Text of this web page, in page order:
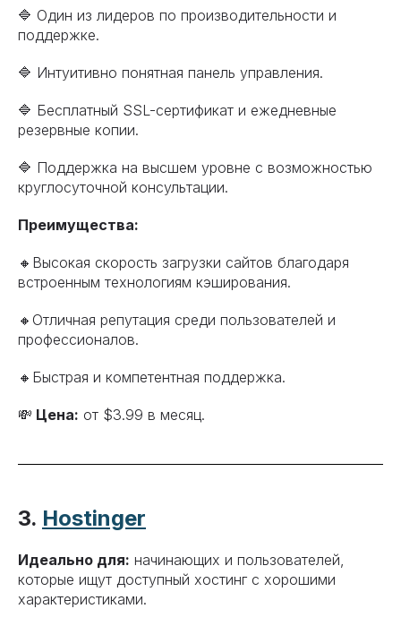
🔷 Один из лидеров по производительности и
поддержке.
🔷 Интуитивно понятная панель управления.
🔷 Бесплатный SSL-сертификат и ежедневные
резервные копии.
🔷 Поддержка на высшем уровне с возможностью
круглосуточной консультации.
Преимущества:
🔸Высокая скорость загрузки сайтов благодаря
встроенным технологиям кэширования.
🔸Отличная репутация среди пользователей и
профессионалов.
🔸Быстрая и компетентная поддержка.
💸 Цена: от $3.99 в месяц.
3. Hostinger
Идеально для: начинающих и пользователей,
которые ищут доступный хостинг с хорошими
характеристиками.